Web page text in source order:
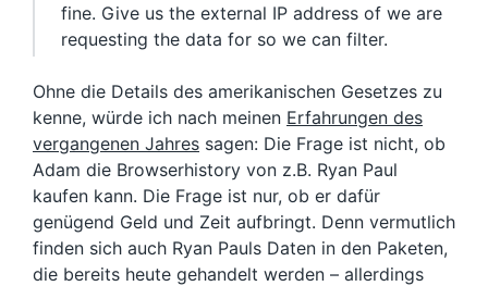
fine. Give us the external IP address of we are
requesting the data for so we can filter.
Ohne die Details des amerikanischen Gesetzes zu
kenne, würde ich nach meinen Erfahrungen des
vergangenen Jahres sagen: Die Frage ist nicht, ob
Adam die Browserhistory von z.B. Ryan Paul
kaufen kann. Die Frage ist nur, ob er dafür
genügend Geld und Zeit aufbringt. Denn vermutlich
finden sich auch Ryan Pauls Daten in den Paketen,
die bereits heute gehandelt werden – allerdings